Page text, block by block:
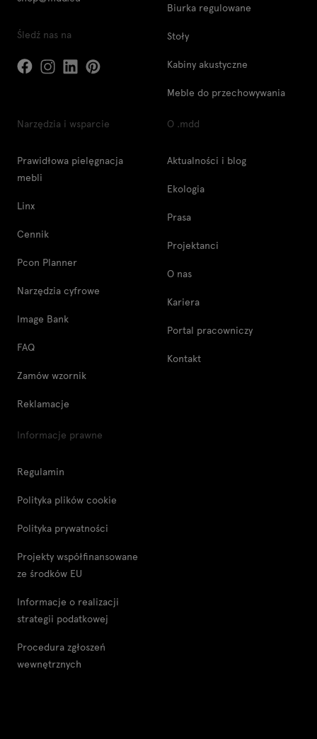
Śledź nas na
Biurka regulowane
Stoły
Kabiny akustyczne
Meble do przechowywania
Narzędzia i wsparcie
Prawidłowa pielęgnacja
mebli
Linx
Cennik
Pcon Planner
Narzędzia cyfrowe
Image Bank
FAQ
Zamów wzornik
Reklamacje
O .mdd
Aktualności i blog
Ekologia
Prasa
Projektanci
O nas
Kariera
Portal pracowniczy
Kontakt
Informacje prawne
Regulamin
Polityka plików cookie
Polityka prywatności
Projekty współfinansowane
ze środków EU
Informacje o realizacji
strategii podatkowej
Procedura zgłoszeń
wewnętrznych